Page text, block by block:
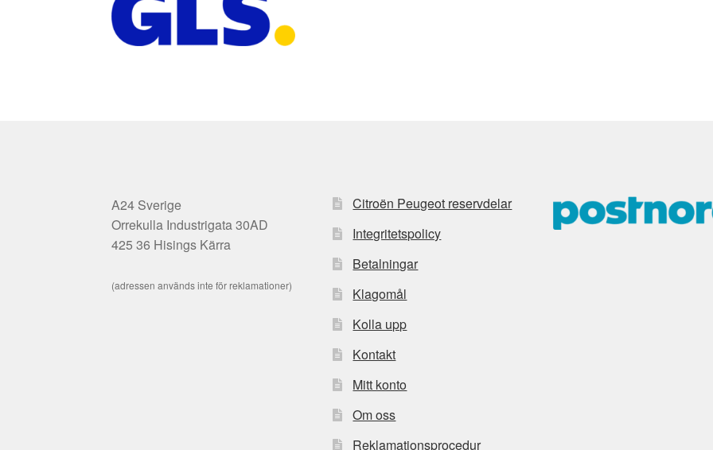
A24 Sverige
Orrekulla Industrigata 30AD
425 36 Hisings Kärra
(adressen används inte för reklamationer)
Citroën Peugeot reservdelar
Integritetspolicy
Betalningar
Klagomål
Kolla upp
Kontakt
Mitt konto
Om oss
Reklamationsprocedur